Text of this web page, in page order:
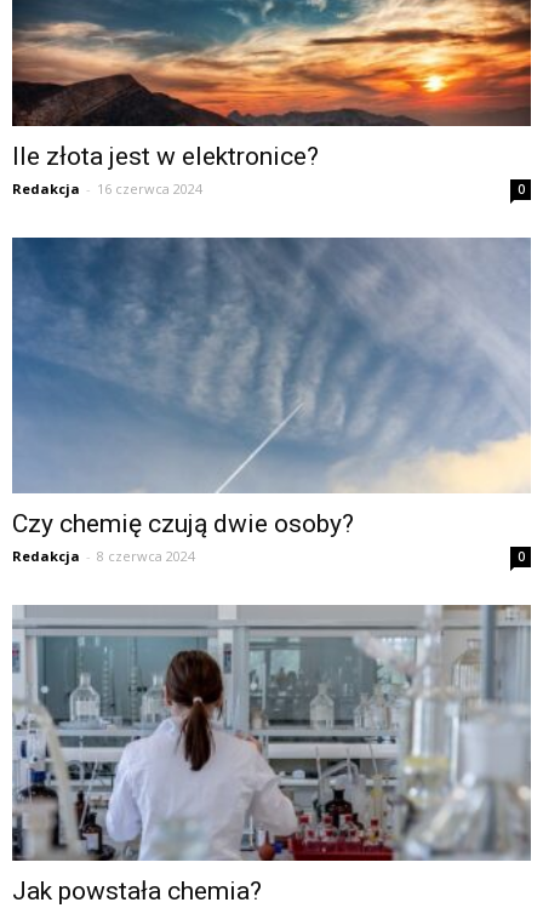
Ile złota jest w elektronice?
Redakcja - 16 czerwca 2024 0
Czy chemię czują dwie osoby?
Redakcja - 8 czerwca 2024 0
Jak powstała chemia?